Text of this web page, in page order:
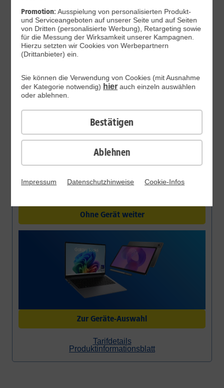
10 GB pro Monat 9,99
30 GB pro Monat 3 Monate je
4,99 € 14,99
€/Monat
60 GBpro Monat 3 Monate je
4,99 € 19,99
120 GB
4,99 € 24,99
5G-Abdeckung deutschlandweit ca. 95 %, bis Ende 2026
In 3 Minuten startklar
ganz ohne Postversand und Wartezeit.
Zusatzkosten nutzen.
24 h Austausch-Service
30 Tage testen*
Ohne Gerät weiter
Zur Geräte-Auswahl
Tarifdetails
Produktinformationsblatt
Promotion:Ausspielung von personalisierten Produkt-
und Serviceangeboten auf unserer Seite und auf Seiten
von Dritten (personalisierte Werbung), Retargeting sowie
für die Messung der Wirksamkeit unserer Kampagnen.
Hierzu setzten wir Cookies von Werbepartnern
(Drittanbieter) ein.
Ablehnen
Sie können die Verwendung von Cookies (mit Ausnahme
der Kategorie notwendig) hierauch einzeln auswählen
oder ablehnen.
Bestätigen
Impressum Datenschutzhinweise Cookie-Infos